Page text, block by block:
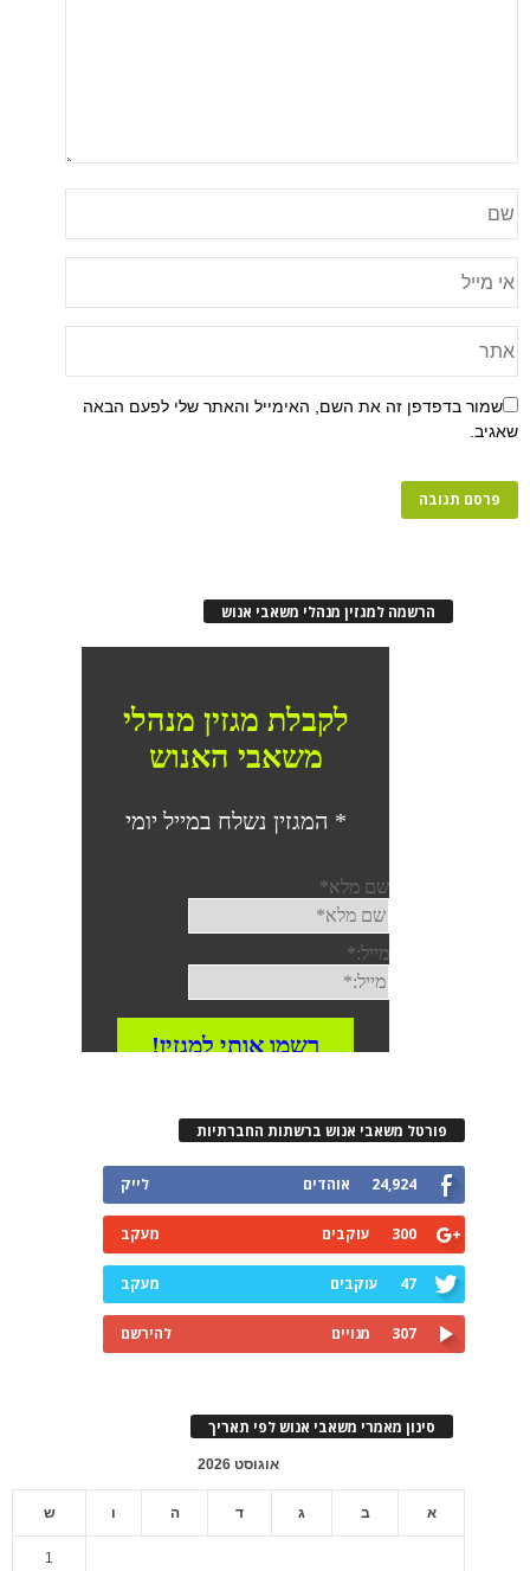
שמור בדפדפן זה את השם, האימייל והאתר שלי לפעם הבאה
שאגיב.
הרשמה למגזין מנהלי משאבי אנוש
פורטל משאבי אנוש ברשתות החברתיות
24,924 אוהדים לייק
300 עוקבים מעקב
47 עוקבים מעקב
307 מנויים להירשם
סינון מאמרי משאבי אנוש לפי תאריך
אוגוסט 2026
א ב ג ד ה ו ש
1